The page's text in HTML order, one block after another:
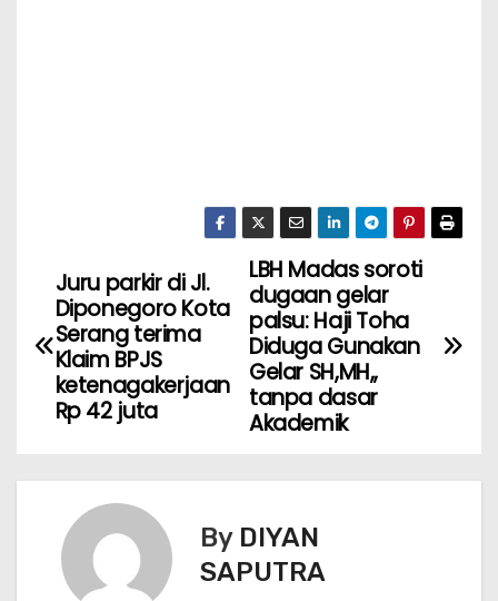
LBH Madas soroti
dugaan gelar
palsu: Haji Toha
Diduga Gunakan
Gelar SH,MH,,
tanpa dasar
Akademik
Juru parkir di Jl.
Diponegoro Kota
Serang terima
Klaim BPJS
ketenagakerjaan
Rp 42 juta
By DIYAN
SAPUTRA